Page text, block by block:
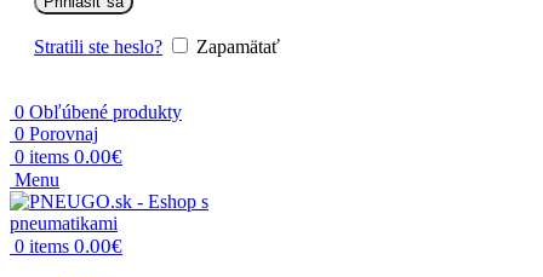
Stratili ste heslo? Zapamätať
0 Obľúbené produkty
0 Porovnaj
0 items 0.00€
Menu
0 items 0.00€